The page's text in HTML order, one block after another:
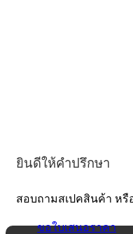
ยินดีให้คำปรึกษา
สอบถามสเปคสินค้า หรื
ขอใบเสนอราคา